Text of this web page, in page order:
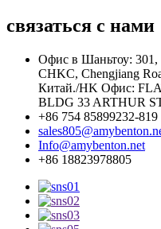
связаться с нами
Офис в Шаньтоу:
CHKC, Chengjiang
Китай./HK Офис:
BLDG 33 ARTHUR
+86 754 85899232-819
Info@amybenton.net
+86 18823978805